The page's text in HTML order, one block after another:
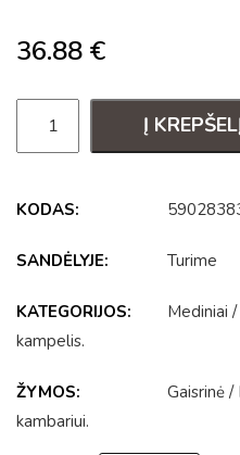
36.88 €
Į
KODAS:
SANDĖLYJE: Turime
KATEGORIJOS: Mediniai /
kampelis.
ŽYMOS: Gaisrinė /
kambariui.